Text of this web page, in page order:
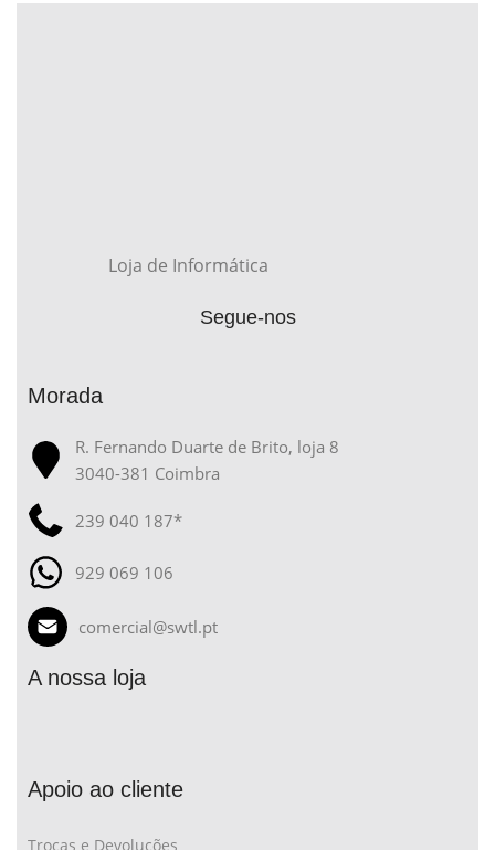
Loja de Informática
Segue-nos
Morada
R. Fernando Duarte de Brito, loja 8
3040-381 Coimbra
239 040 187*
929 069 106
comercial@swtl.pt
A nossa loja
Apoio ao cliente
Trocas e Devoluções